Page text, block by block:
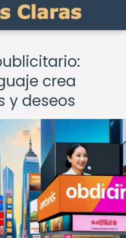
crea
y deseos